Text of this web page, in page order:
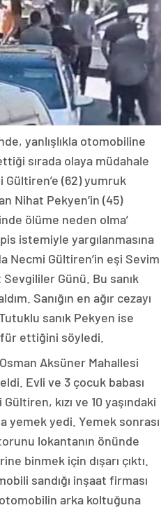
yanlışlıkla otomobiline
sırada olaya müdahale
(62) yumruk
Nihat Pekyen’in (45)
ölüme neden olma’
istemiyle yargılanmasına
Necmi Gültiren’in eşi Sevim
Günü. Bu sanık
Sanığın en ağır cezayı
sanık Pekyen ise
ettiğini söyledi.
Aksüner Mahallesi
Evli ve 3 çocuk babası
kızı ve 10 yaşındaki
yemek yedi. Yemek sonrası
lokantanın önünde
binmek için dışarı çıktı.
sandığı inşaat firması
arka koltuğuna